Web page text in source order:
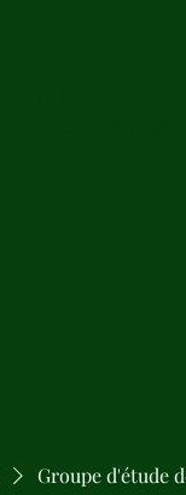
Groupe d'étude